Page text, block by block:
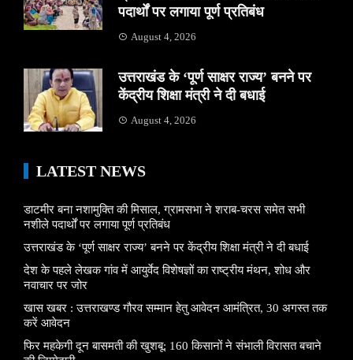
पदार्थों पर लगाया पूर्ण प्रतिबंध
August 4, 2026
उत्तराखंड के ‘पूर्ण साक्षर राज्य’ बनने पर
केंद्रीय शिक्षा मंत्री ने दी बधाई
August 4, 2026
LATEST NEWS
डाटमीर बना नशामुक्ति की मिसाल, ग्रामसभा ने शराब-चरस समेत सभी
नशीले पदार्थों पर लगाया पूर्ण प्रतिबंध
उत्तराखंड के ‘पूर्ण साक्षर राज्य’ बनने पर केंद्रीय शिक्षा मंत्री ने दी बधाई
देश के पहले लेखक गांव में आयुर्वेद विशेषज्ञों का राष्ट्रीय मंथन, शोध और
नवाचार पर जोर
खास खबर : उत्तराखण्ड गौरव सम्मान हेतु आवेदन आमंत्रित, 30 अगस्त तक
करें आवेदन
फिर महकेगी दून बासमती की खुशबू: 160 किसानों ने संभाली विरासत बचाने